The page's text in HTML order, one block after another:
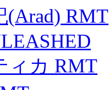
(Arad) RMT
ィカ RMT